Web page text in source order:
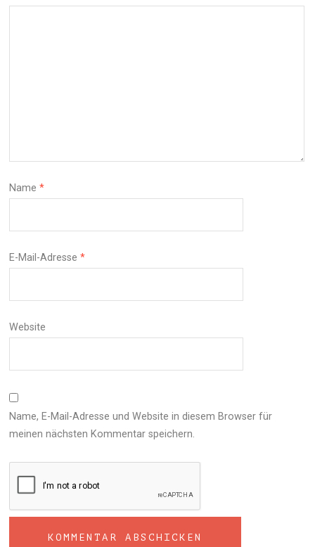
Name*
E-Mail-Adresse*
Website
Name, E-Mail-Adresse und Website in diesem Browser für
meinen nächsten Kommentar speichern.